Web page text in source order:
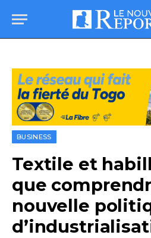
BUSINESS
Textile et
que
nouvelle